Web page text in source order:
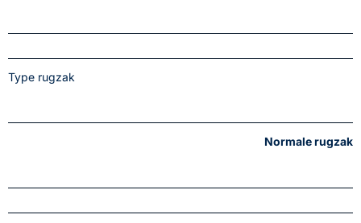
Type rugzak
Normale rugzak